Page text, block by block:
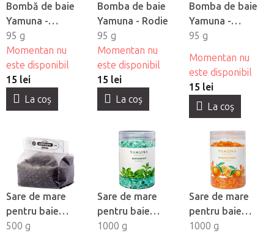
Bombă de baie
Yamuna -
Gălbenele
95 g
Momentan nu
este disponibil
15 lei
La coş
Bomba de baie
Yamuna - Rodie
95 g
Momentan nu
este disponibil
15 lei
La coş
Bomba de baie
Yamuna -
Struguri
95 g
Momentan nu
este disponibil
15 lei
La coş
Sare de mare
pentru baie
Yamuna - Namol
500 g
Sare de mare
pentru baie
Yamuna - Mentol
1000 g
Sare de mare
pentru baie
Yamuna -
1000 g